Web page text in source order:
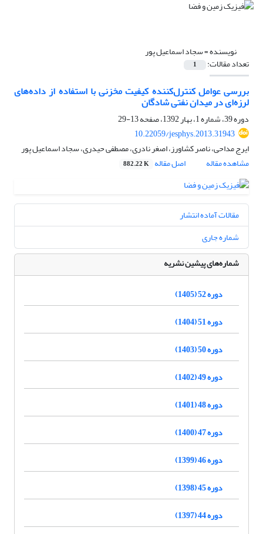
نویسنده =سجاد اسماعیل پور
تعداد مقالات: 1
بررسی عوامل کنترل‌کننده کیفیت مخزنی با استفاده از داده‌‌‌‌های
لرزه‌‌ای در میدان نفتی شادگان
دوره 39، شماره 1، بهار 1392، صفحه
13-29
10.22059/jesphys.2013.31943
ایرج مداحی، ناصر کشاورز، اصغر نادری، مصطفی حیدری، سجاد اسماعیل پور
مشاهده مقاله
اصل مقاله 882.22 K
مقالات آماده انتشار
شماره جاری
شماره‌های پیشین نشریه
دوره 52 (1405)
دوره 51 (1404)
دوره 50 (1403)
دوره 49 (1402)
دوره 48 (1401)
دوره 47 (1400)
دوره 46 (1399)
دوره 45 (1398)
دوره 44 (1397)